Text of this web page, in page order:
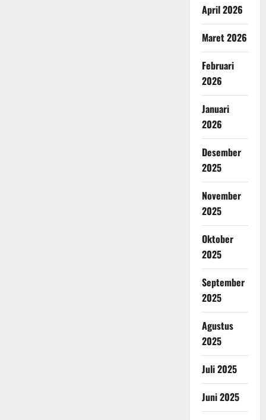
April 2026
Maret 2026
Februari
2026
Januari
2026
Desember
2025
November
2025
Oktober
2025
September
2025
Agustus
2025
Juli 2025
Juni 2025